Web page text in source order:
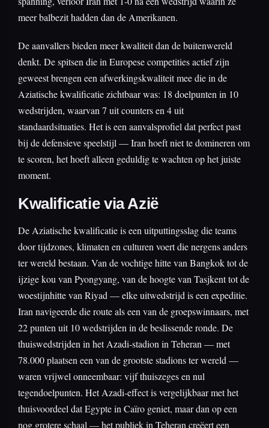
meer balbezit hadden dan de Amerikanen.
De aanvallers bieden meer kwaliteit dan de buitenwereld
denkt. De spitsen die in Europese competities actief zijn
geweest brengen een afwerkingskwaliteit mee die in de
Aziatische kwalificatie zichtbaar was: 18 doelpunten in 10
wedstrijden, waarvan 7 uit counters en 4 uit
standaardsituaties. Het is een aanvalsprofiel dat perfect past
bij de defensieve speelstijl — Iran hoeft niet te domineren om
te scoren, het hoeft alleen geduldig te wachten op het juiste
moment.
Kwalificatie via Azië
De Aziatische kwalificatie is een uitputtingsslag die teams
door tijdzones, klimaten en culturen voert die nergens anders
ter wereld bestaan. Van de vochtige hitte van Bangkok tot de
ijzige kou van Pyongyang, van de hoogte van Tasjkent tot de
woestijnhitte van Riyad — elke uitwedstrijd is een expeditie.
Iran navigeerde die route als een van de groepswinnaars, met
22 punten uit 10 wedstrijden in de beslissende ronde. De
thuiswedstrijden in het Azadi-stadion in Teheran — met
78.000 plaatsen een van de grootste stadions ter wereld —
waren vrijwel onneembaar: vijf thuiszeges en nul
tegendoelpunten. Het Azadi-effect is vergelijkbaar met het
thuisvoordeel dat Egypte in Caïro geniet, maar dan op een
nog grotere schaal — het publiek in Teheran creëert een